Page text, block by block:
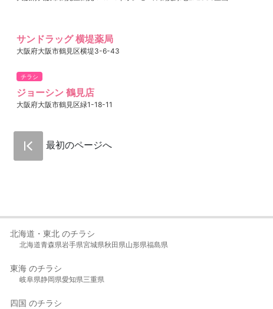
サンドラッグ 横堤薬局
大阪府大阪市鶴見区横堤3-6-43
チラシ
ジョーシン 鶴見店
大阪府大阪市鶴見区緑1-18-11
最初のページへ
北海道・東北 のチラシ
北海道青森県岩手県宮城県秋田県山形県福島県
東海 のチラシ
岐阜県静岡県愛知県三重県
四国 のチラシ